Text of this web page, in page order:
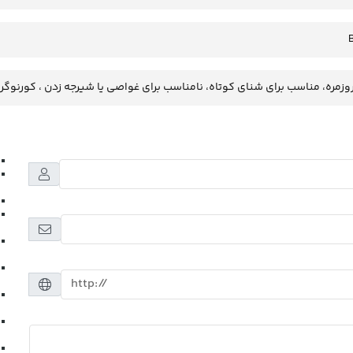
مناسب برای شنای کوتاه، نامناسب برای غواصی یا شیرجه زدن ،